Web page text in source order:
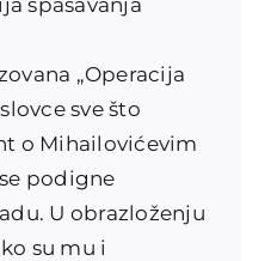
„Operacija
sve što
o Mihailovićevim
podigne
U obrazloženju
su mu i